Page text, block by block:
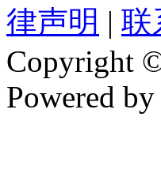
律声明 | 联
Copyright
Powered